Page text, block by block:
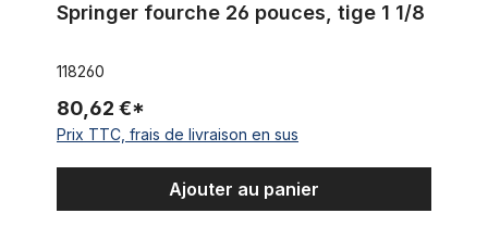
Springer fourche 26 pouces, tige 1 1/8
118260
80,62 €*
Prix TTC, frais de livraison en sus
Ajouter au panier